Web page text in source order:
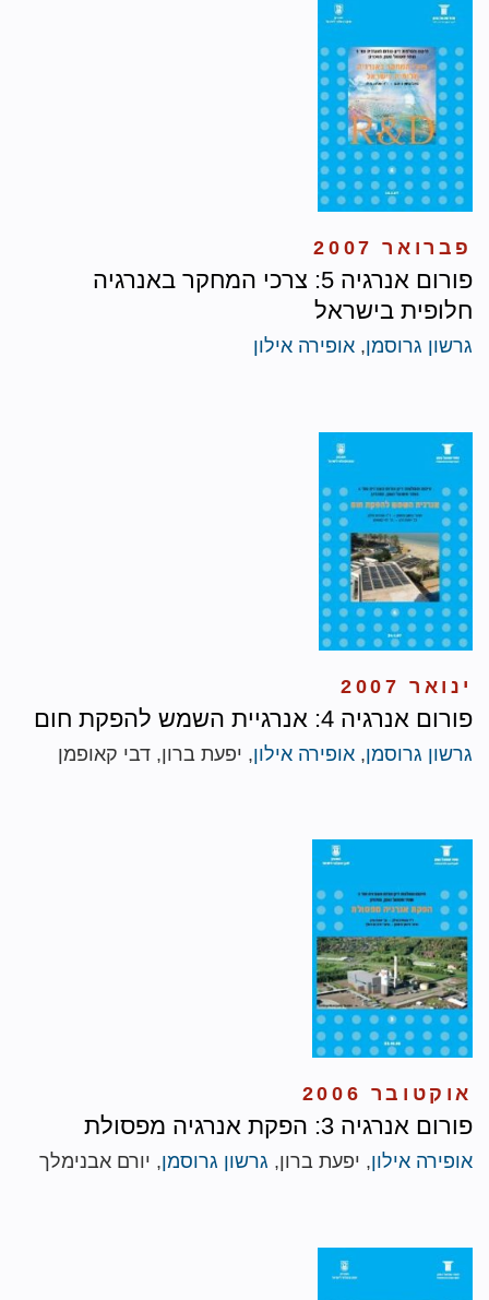
פברואר 2007
פורום אנרגיה 5: צרכי המחקר באנרגיה
חלופית בישראל
גרשון גרוסמן, אופירה אילון
ינואר 2007
פורום אנרגיה 4: אנרגיית השמש להפקת חום
גרשון גרוסמן, אופירה אילון, יפעת ברון, דבי קאופמן
אוקטובר 2006
פורום אנרגיה 3: הפקת אנרגיה מפסולת
אופירה אילון, יפעת ברון, גרשון גרוסמן, יורם אבנימלך